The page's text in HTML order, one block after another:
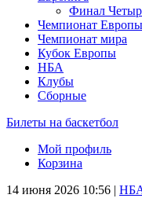
Финал
Чемпионат Европы
Чемпионат мира
Кубок Европы
НБА
Клубы
Сборные
Билеты на баскетбол
Мой профиль
Корзина
14 июня 2026 10:56 |